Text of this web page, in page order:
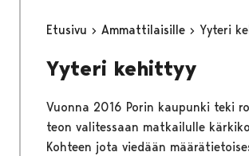
Etusivu Ammattilaisille Yyteri
Yyteri kehittyy
Vuonna 2016 Porin kaupunki teki
teon valitessaan matkailulle
Kohteen jota viedään